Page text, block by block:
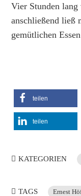
Vier Stunden
anschließend ließ
gemütlichen
teilen
teilen
KATEGORIEN
TAGS Ernest